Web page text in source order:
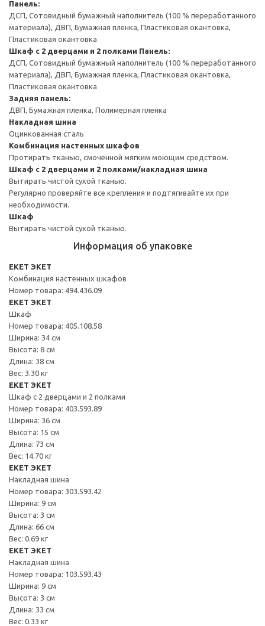
Панель:
ДСП, Сотовидный бумажный наполнитель (100 % переработанного
материала), ДВП, Бумажная пленка, Пластиковая окантовка,
Пластиковая окантовка
Шкаф с 2 дверцами и 2 полками Панель:
ДСП, Сотовидный бумажный наполнитель (100 % переработанного
материала), ДВП, Бумажная пленка, Пластиковая окантовка,
Пластиковая окантовка
Задняя панель:
ДВП, Бумажная пленка, Полимерная пленка
Накладная шина
Оцинкованная сталь
Комбинация настенных шкафов
Протирать тканью, смоченной мягким моющим средством.
Шкаф с 2 дверцами и 2 полками/накладная шина
Вытирать чистой сухой тканью.
Регулярно проверяйте все крепления и подтягивайте их при
необходимости.
Шкаф
Вытирать чистой сухой тканью.
Информация об упаковке
EKET ЭКЕТ
Комбинация настенных шкафов
Номер товара: 494.436.09
EKET ЭКЕТ
Шкаф
Номер товара: 405.108.58
Ширина: 34 см
Высота: 8 см
Длина: 38 см
Вес: 3.30 кг
EKET ЭКЕТ
Шкаф с 2 дверцами и 2 полками
Номер товара: 403.593.89
Ширина: 36 см
Высота: 15 см
Длина: 73 см
Вес: 14.70 кг
EKET ЭКЕТ
Накладная шина
Номер товара: 303.593.42
Ширина: 9 см
Высота: 3 см
Длина: 66 см
Вес: 0.69 кг
EKET ЭКЕТ
Накладная шина
Номер товара: 103.593.43
Ширина: 9 см
Высота: 3 см
Длина: 33 см
Вес: 0.33 кг